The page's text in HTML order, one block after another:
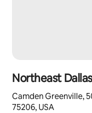
Northeast Dallas
Camden Greenville,
75206, USA